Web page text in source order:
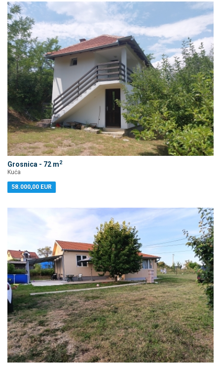
Grosnica - 72 m2
Kuća
58.000,00 EUR